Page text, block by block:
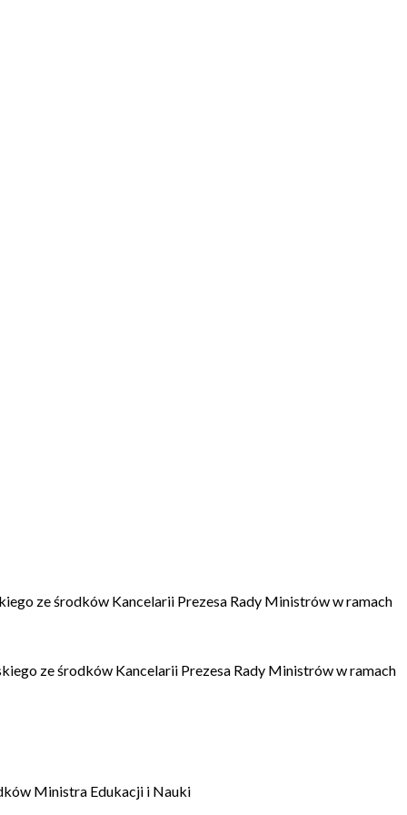
ze środków Kancelarii Prezesa Rady Ministrów w ramach
ze środków Kancelarii Prezesa Rady Ministrów w ramach
Ministra Edukacji i Nauki